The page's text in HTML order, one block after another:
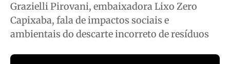
Saúde
Cidades
Saúde
Cidades
Saúde
Cidades
Saúde
Cidades
Grazielli Pirovani, embaixadora Lixo Zero
Capixaba, fala de impactos sociais e
ambientais do descarte incorreto de resíduos